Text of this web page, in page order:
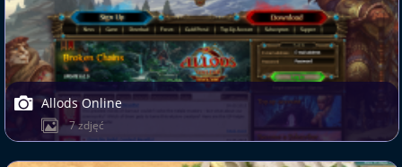
Allods Online
7 zdjęć